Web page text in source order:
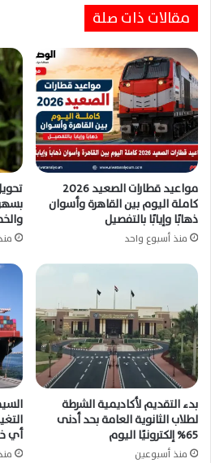
والموانئ والطرق عقب الهزة
مقالات ذات صلة
مواعيد قطارات الصعيد 2026
كاملة اليوم بين القاهرة وأسوان
ذهابًا وإيابًا بالتفصيل
منذ أسبوع واحد
بدء التقديم لأكاديمية الشرطة
لطلاب الثانوية العامة بحد أدنى
65% إلكترونيًا اليوم
منذ أسبوعين
أي